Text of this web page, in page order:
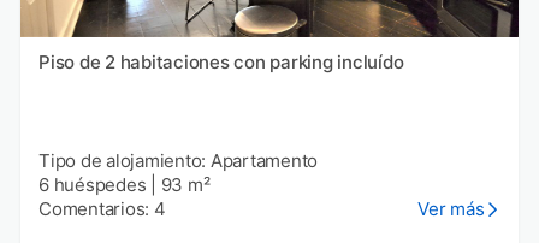
Piso de 2 habitaciones con parking incluído
Tipo de alojamiento: Apartamento
6 huéspedes
93 m²
Comentarios: 4
Ver más